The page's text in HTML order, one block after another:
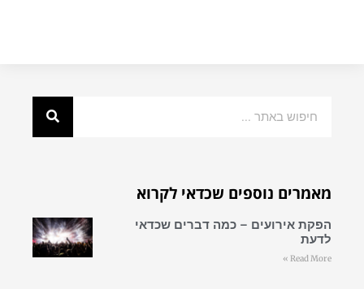
מאמרים נוספים שכדאי לקרוא
הפקת אירועים – כמה דברים שכדאי
לדעת
Read More »